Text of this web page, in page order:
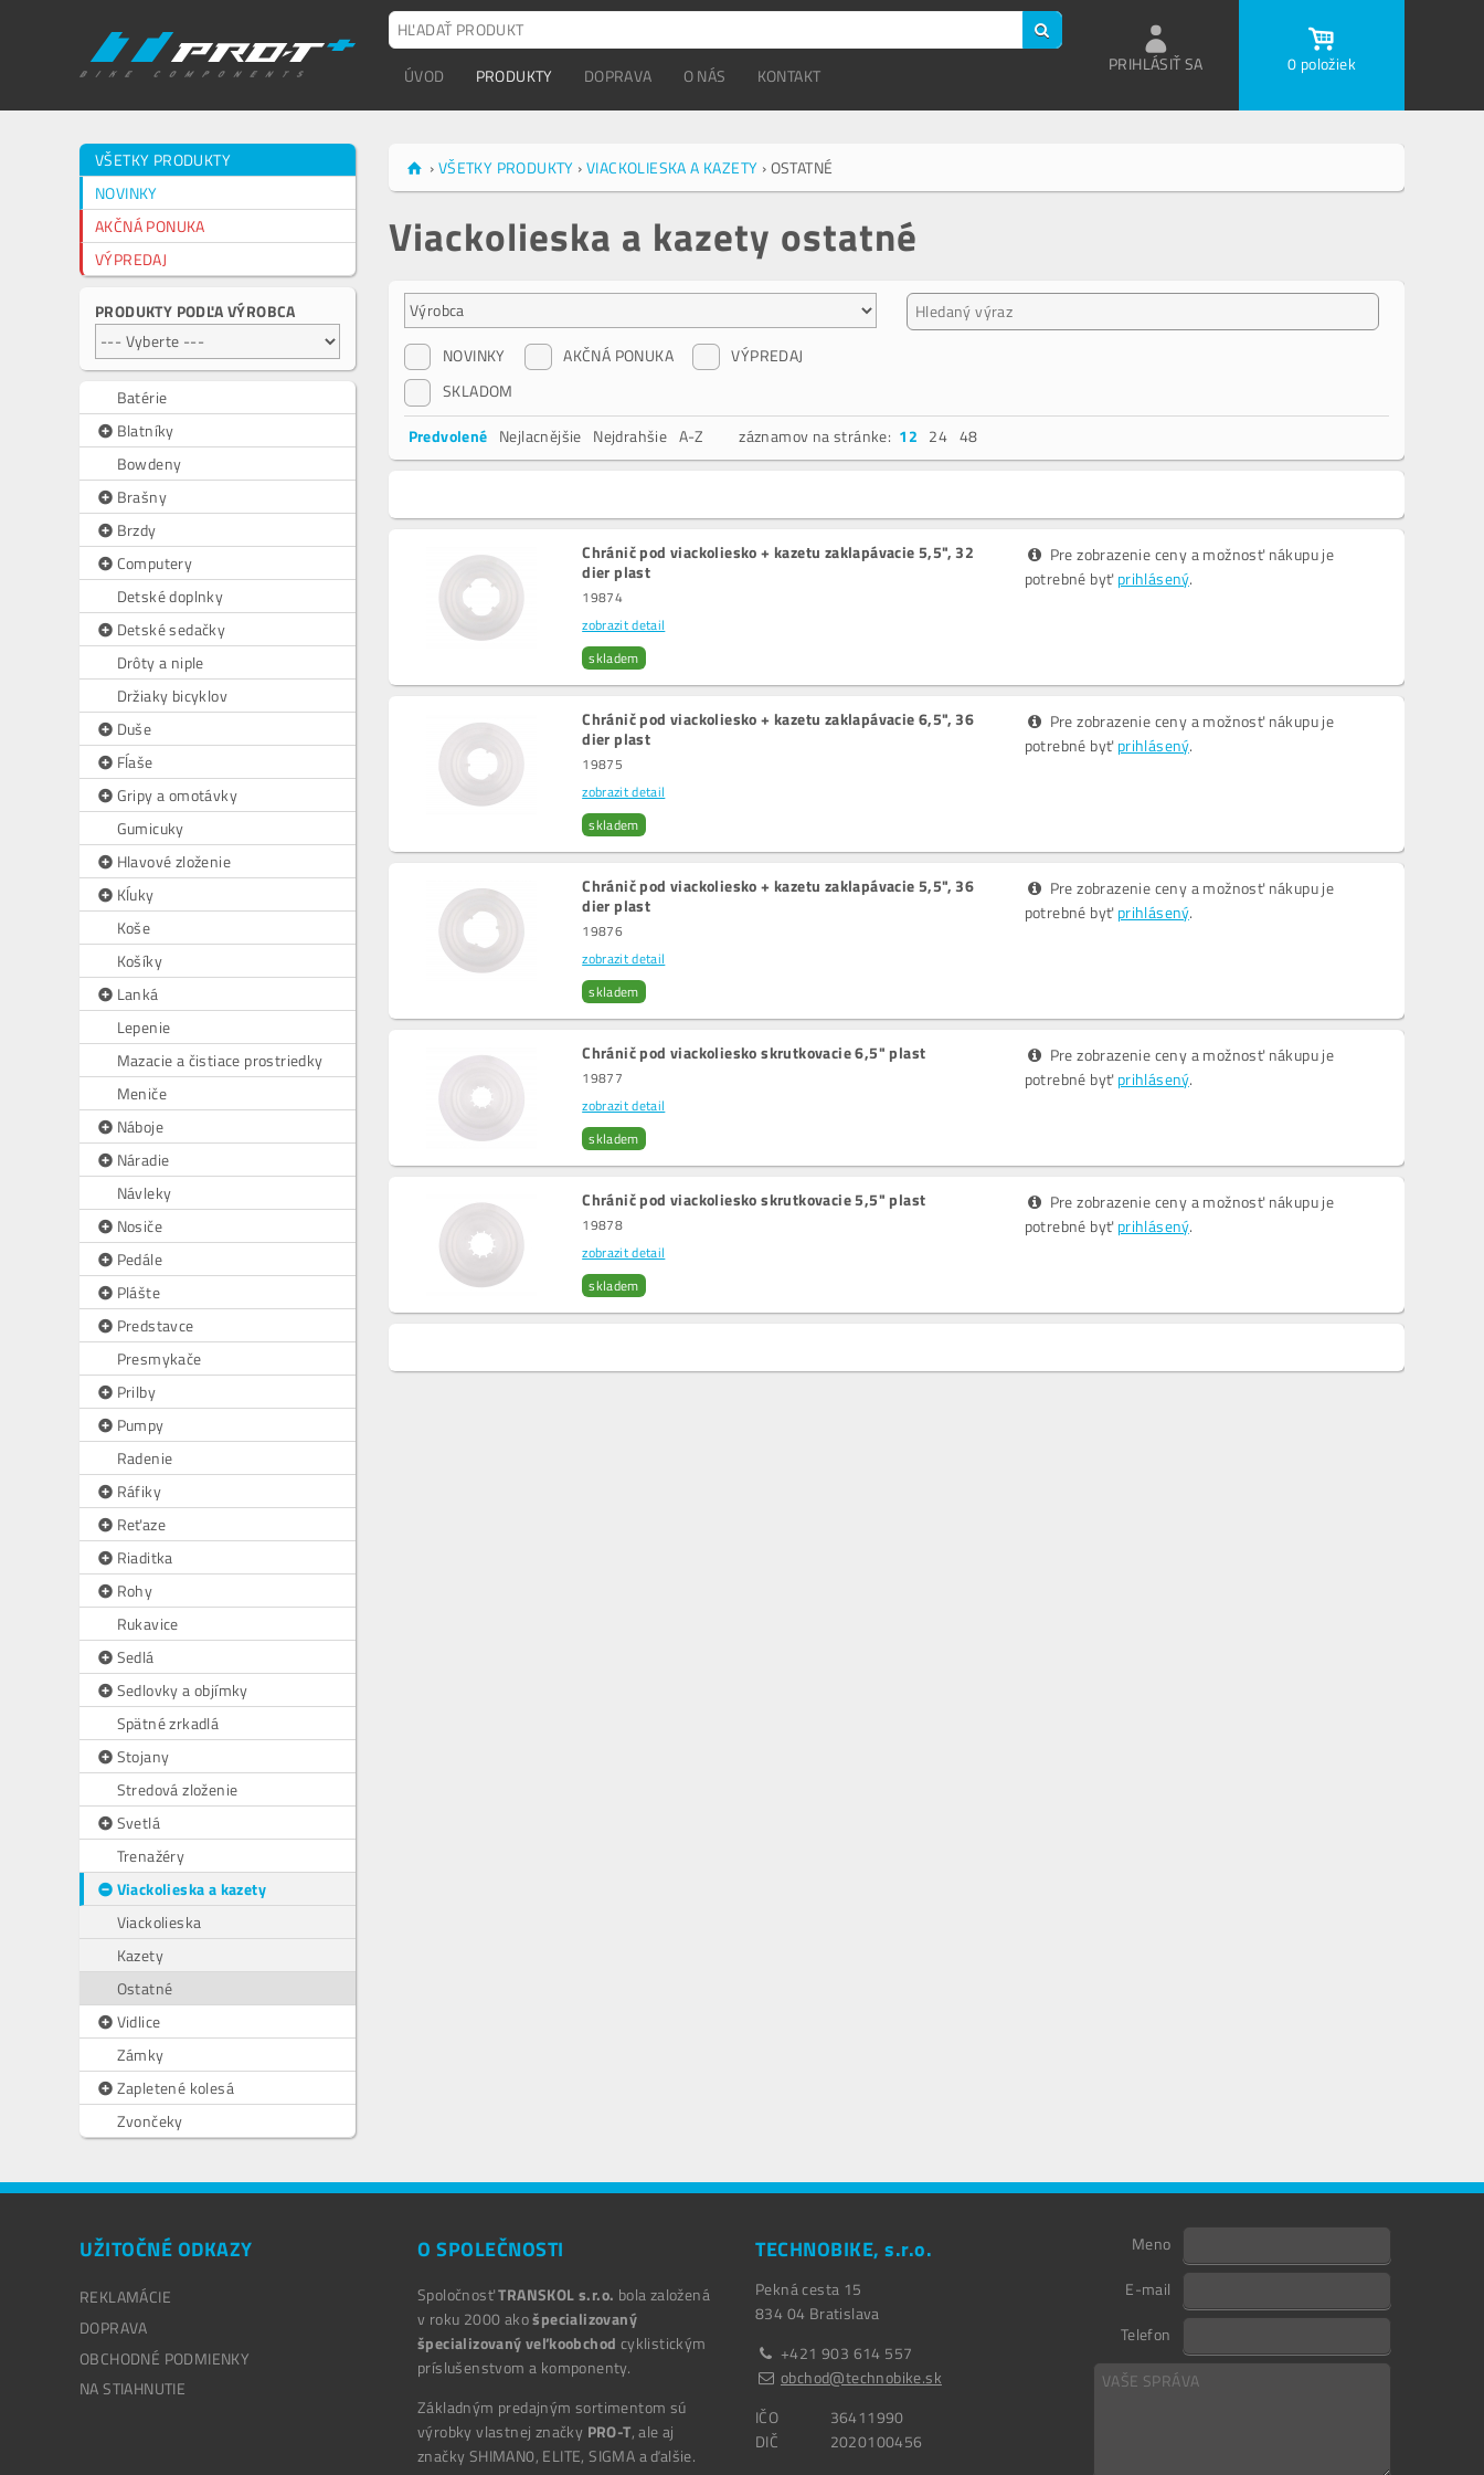
ÚVOD PRODUKTY DOPRAVA O NÁS KONTAKT
PRIHLÁSIŤ SA 0 položiek
VŠETKY PRODUKTY
NOVINKY
AKČNÁ PONUKA
VÝPREDAJ
PRODUKTY PODĽA VÝROBCA
Batérie
Blatníky
Bowdeny
Brašny
Brzdy
Computery
Detské doplnky
Detské sedačky
Drôty a niple
Držiaky bicyklov
Duše
Fĺaše
Gripy a omotávky
Gumicuky
Hlavové zloženie
Kĺuky
Koše
Košíky
Lanká
Lepenie
Mazacie a čistiace prostriedky
Meniče
Náboje
Náradie
Návleky
Nosiče
Pedále
Plášte
Predstavce
Presmykače
Prilby
Pumpy
Radenie
Ráfiky
Reťaze
Riaditka
Rohy
Rukavice
Sedlá
Sedlovky a objímky
Spätné zrkadlá
Stojany
Stredová zloženie
Svetlá
Trenažéry
Viackolieska a kazety
Viackolieska
Kazety
Ostatné
Vidlice
Zámky
Zapletené kolesá
Zvončeky
›VŠETKY PRODUKTY ›VIACKOLIESKA A KAZETY ›OSTATNÉ
Viackolieska a kazety ostatné
NOVINKY AKČNÁ PONUKA
VÝPREDAJ
SKLADOM
Predvolené Nejlacnějšie Nejdrahšie A-Z záznamov na stránke: 12 24 48
Chránič pod viackoliesko + kazetu zaklapávacie 5,5", 32
dier plast
19874
zobrazit detail
skladem
Pre zobrazenie ceny a možnosť nákupu je
potrebné byťprihlásený.
Chránič pod viackoliesko + kazetu zaklapávacie 6,5", 36
dier plast
19875
zobrazit detail
skladem
Pre zobrazenie ceny a možnosť nákupu je
potrebné byťprihlásený.
Chránič pod viackoliesko + kazetu zaklapávacie 5,5", 36
dier plast
19876
zobrazit detail
skladem
Pre zobrazenie ceny a možnosť nákupu je
potrebné byťprihlásený.
Chránič pod viackoliesko skrutkovacie 6,5" plast
19877
zobrazit detail
skladem
Pre zobrazenie ceny a možnosť nákupu je
potrebné byťprihlásený.
Chránič pod viackoliesko skrutkovacie 5,5" plast
19878
zobrazit detail
skladem
Pre zobrazenie ceny a možnosť nákupu je
potrebné byťprihlásený.
UŽITOČNÉ ODKAZY
REKLAMÁCIE
DOPRAVA
OBCHODNÉ PODMIENKY
NA STIAHNUTIE
O SPOLEČNOSTI
SpoločnosťTRANSKOL s.r.o. bola založená
v roku 2000 akošpecializovaný
špecializovaný veľkoobchod cyklistickým
príslušenstvom a komponenty.
Základným predajným sortimentom sú
výrobky vlastnej značky PRO-T, ale aj
značky SHIMAN0, ELITE, SIGMA a ďalšie.
TECHNOBIKE, s.r.o.
Pekná cesta 15
834 04 Bratislava
+421 903 614 557
obchod@technobike.sk
IČO
36411990
DIČ
2020100456
Meno
E-mail
Telefon